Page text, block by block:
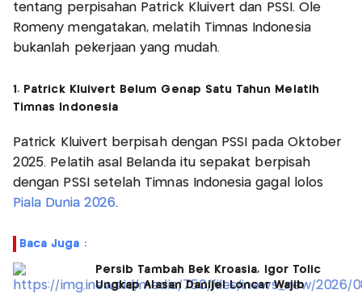
tentang perpisahan Patrick Kluivert dan PSSI. Ole
Romeny mengatakan, melatih Timnas Indonesia
bukanlah pekerjaan yang mudah.
1. Patrick Kluivert Belum Genap Satu Tahun Melatih
Timnas Indonesia
Patrick Kluivert berpisah dengan PSSI pada Oktober
2025. Pelatih asal Belanda itu sepakat berpisah
dengan PSSI setelah Timnas Indonesia gagal lolos
Piala Dunia 2026.
Baca Juga :
Persib Tambah Bek Kroasia, Igor Tolic
Ungkap Alasan Danijel Loncar Wajib